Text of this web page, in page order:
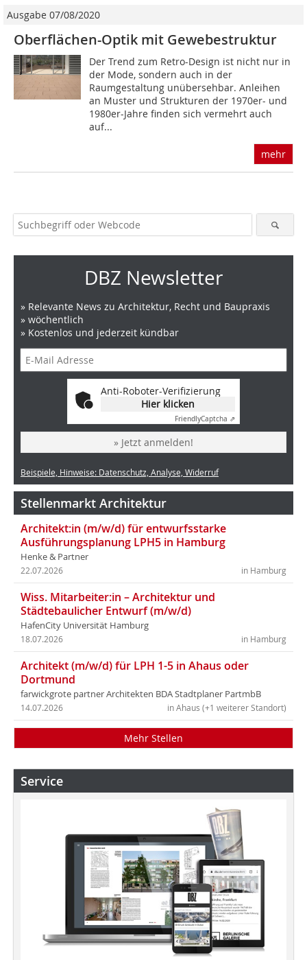
Ausgabe 07/08/2020
Oberflächen-Optik mit Gewebestruktur
Der Trend zum Retro-Design ist nicht nur in
der Mode, sondern auch in der
Raumgestaltung unübersehbar. Anleihen
an Muster und Strukturen der 1970er- und
1980er-Jahre finden sich vermehrt auch
auf...
mehr
DBZ Newsletter
» Relevante News zu Architektur, Recht und Baupraxis
» wöchentlich
» Kostenlos und jederzeit kündbar
Anti-Roboter-Verifizierung
Hier klicken
FriendlyCaptcha ⇗
» Jetzt anmelden!
Beispiele, Hinweise: Datenschutz, Analyse, Widerruf
Stellenmarkt Architektur
Architekt:in (m/w/d) für entwurfsstarke
Ausführungsplanung LPH5 in Hamburg
Henke & Partner
in Hamburg
22.07.2026
Wiss. Mitarbeiter:in – Architektur und
Städtebaulicher Entwurf (m/w/d)
HafenCity Universität Hamburg
in Hamburg
18.07.2026
Architekt (m/w/d) für LPH 1-5 in Ahaus oder
Dortmund
farwickgrote partner Architekten BDA Stadtplaner PartmbB
in Ahaus (+1 weiterer Standort)
14.07.2026
Mehr Stellen
Service